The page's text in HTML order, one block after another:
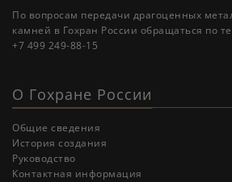
По вопросам передачи драгоценных
камней в Гохран России обращаться по
+7 499 249-88-15
О Гохране России
Общие сведения
История создания
Руководство
Контактная информация